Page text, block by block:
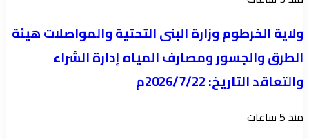
وزارة
البنى
التحتية
هيئة
ولاية الخرطوم وزارة البنى التحتية والمواصلات هيئة
الطرق والجسور ومصارف المياه إدارة الشراء
والتعاقد التاريخ: 2026/7/22م
وزير
منذ 5 ساعات